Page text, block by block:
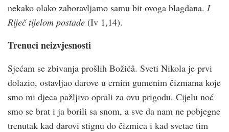
nekako olako zaboravljamo samu bit ovoga blagdana. I
Riječ tijelom postade (Iv 1,14).
Trenuci neizvjesnosti
Sjećam se zbivanja prošlih Božićâ. Sveti Nikola je prvi
dolazio, ostavljao darove u crnim gumenim čizmama koje
smo mi djeca pažljivo oprali za ovu prigodu. Cijelu noć
smo se brat i ja borili sa snom, a sve da nam ne pobjegne
trenutak kad darovi stignu do čizmica i kad svetac tim